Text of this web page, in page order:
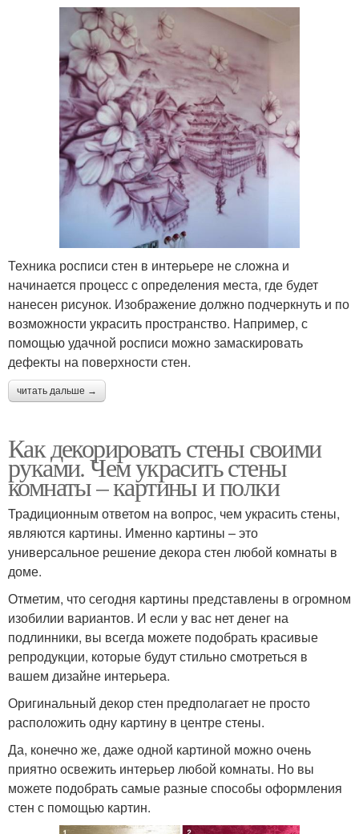
Техника росписи стен в интерьере не сложна и
начинается процесс с определения места, где будет
нанесен рисунок. Изображение должно подчеркнуть и по
возможности украсить пространство. Например, с
помощью удачной росписи можно замаскировать
дефекты на поверхности стен.
читать дальше →
Как декорировать стены своими
руками. Чем украсить стены
комнаты – картины и полки
Традиционным ответом на вопрос, чем украсить стены,
являются картины. Именно картины – это
универсальное решение декора стен любой комнаты в
доме.
Отметим, что сегодня картины представлены в огромном
изобилии вариантов. И если у вас нет денег на
подлинники, вы всегда можете подобрать красивые
репродукции, которые будут стильно смотреться в
вашем дизайне интерьера.
Оригинальный декор стен предполагает не просто
расположить одну картину в центре стены.
Да, конечно же, даже одной картиной можно очень
приятно освежить интерьер любой комнаты. Но вы
можете подобрать самые разные способы оформления
стен с помощью картин.